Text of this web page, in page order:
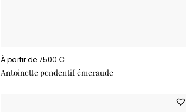
Antoinette pendentif émeraude
À partir de 7500 €